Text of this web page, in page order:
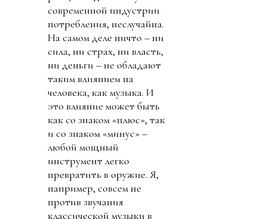
современной индустрии
потребления, неслучайна.
На самом деле ничто – ни
сила, ни страх, ни власть,
ни деньги – не обладают
таким влиянием на
человека, как музыка. И
это влияние может быть
как со знаком «плюс», так
и со знаком «минус» –
любой мощный
инструмент легко
превратить в оружие. Я,
например, совсем не
против звучания
классической музыки в